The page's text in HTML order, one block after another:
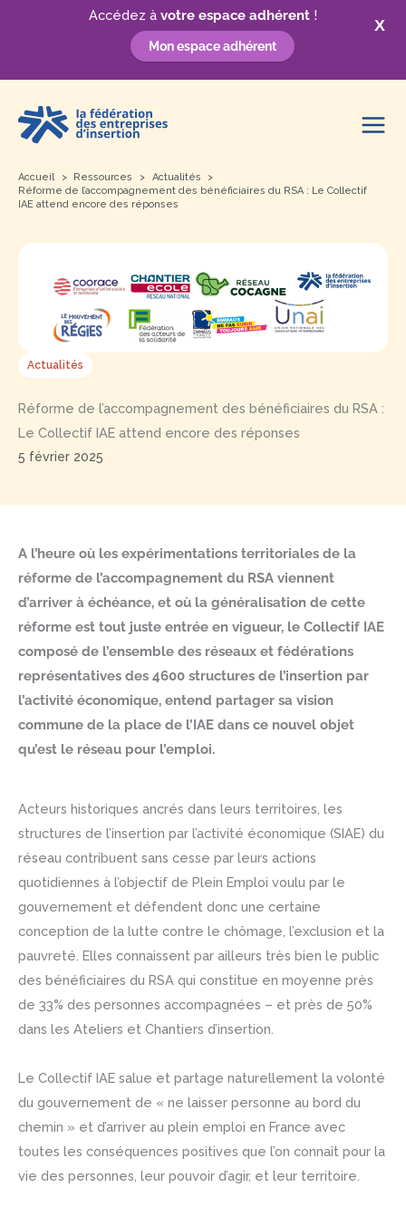
X
Accédez à votre espace adhérent !
Mon espace adhérent
contenu
Accueil Ressources
Actualités
Réforme de l’accompagnement des bénéficiaires du RSA : Le Collectif
IAE attend encore des réponses
Actualités
Réforme de l’accompagnement des bénéficiaires du RSA :
Le Collectif IAE attend encore des réponses
5 février 2025
A l’heure où les expérimentations territoriales de la
réforme de l’accompagnement du RSA viennent
d’arriver à échéance, et où la généralisation de cette
réforme est tout juste entrée en vigueur, le Collectif IAE
composé de l’ensemble des réseaux et fédérations
représentatives des 4600 structures de l’insertion par
l’activité économique, entend partager sa vision
commune de la place de l’IAE dans ce nouvel objet
qu’est le réseau pour l’emploi.
Acteurs historiques ancrés dans leurs territoires, les
structures de l’insertion par l’activité économique (SIAE) du
réseau contribuent sans cesse par leurs actions
quotidiennes à l’objectif de Plein Emploi voulu par le
gouvernement et défendent donc une certaine
conception de la lutte contre le chômage, l’exclusion et la
pauvreté. Elles connaissent par ailleurs très bien le public
des bénéficiaires du RSA qui constitue en moyenne près
de 33% des personnes accompagnées – et près de 50%
dans les Ateliers et Chantiers d’insertion.
Le Collectif IAE salue et partage naturellement la volonté
du gouvernement de « ne laisser personne au bord du
chemin » et d’arriver au plein emploi en France avec
toutes les conséquences positives que l’on connaît pour la
vie des personnes, leur pouvoir d’agir, et leur territoire.